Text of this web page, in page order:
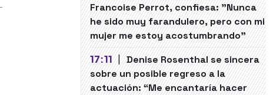
Francoise Perrot, confiesa: "Nunca
he sido muy farandulero, pero con mi
mujer me estoy acostumbrando"
17:11 | Denise Rosenthal se sincera
sobre un posible regreso a la
actuación: “Me encantaría hacer